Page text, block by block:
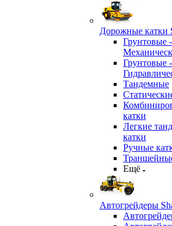
Дорожные катки
Грунтовые -
Грунтовые -
Тандемные
катки
Легкие
катки
Ручные
Ещё
Автогрейдеры